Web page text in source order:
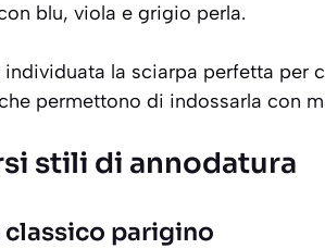
blu, viola e grigio perla.
individuata la sciarpa perfetta per
permettono di indossarla con
stili di annodatura
classico parigino